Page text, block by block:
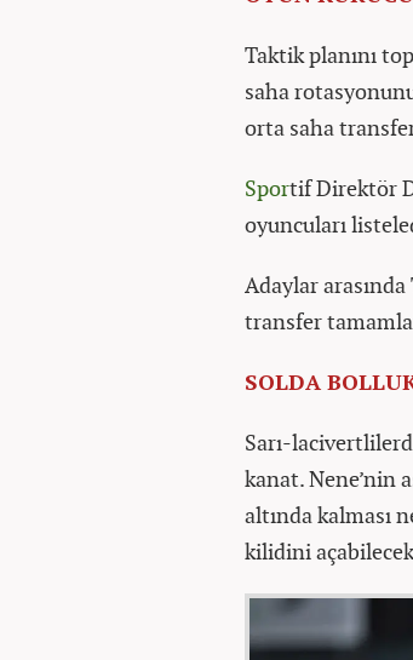
Taktik planını
saha
orta saha
Sportif Direktör
oyuncuları
Adaylar
transfer
SOLDA
Sarı-
kanat. Nene’nin
altında kalması
kilidini